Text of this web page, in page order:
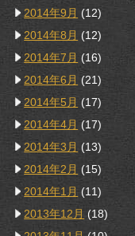
2014年9月 (12)
2014年8月 (12)
2014年7月 (16)
2014年6月 (21)
2014年5月 (17)
2014年4月 (17)
2014年3月 (13)
2014年2月 (15)
2014年1月 (11)
2013年12月 (18)